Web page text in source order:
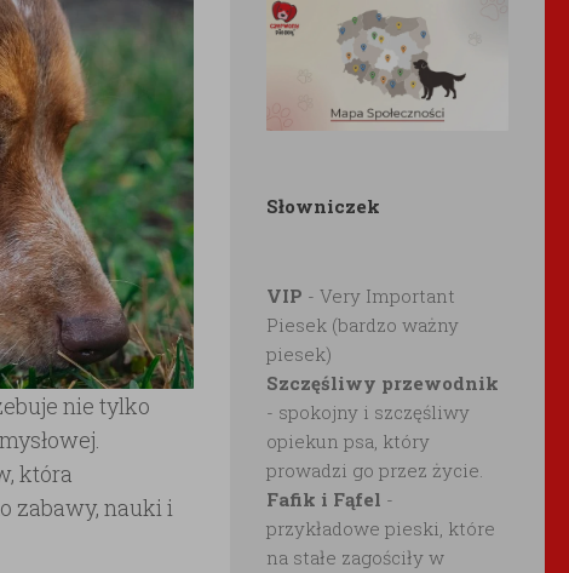
nie tylko
która
zabawy, nauki i
Słowniczek
VIP - Very Important
Piesek (bardzo ważny
piesek)
Szczęśliwy przewodnik
- spokojny i szczęśliwy
opiekun psa, który
prowadzi go przez życie.
Fafik i Fąfel -
przykładowe pieski, które
na stałe zagościły w